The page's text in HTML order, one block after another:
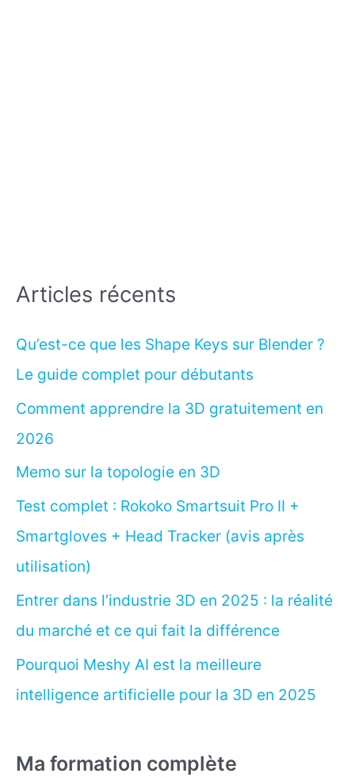
Articles récents
Qu’est-ce que les Shape Keys sur Blender ?
Le guide complet pour débutants
Comment apprendre la 3D gratuitement en
2026
Memo sur la topologie en 3D
Test complet : Rokoko Smartsuit Pro II +
Smartgloves + Head Tracker (avis après
utilisation)
Entrer dans l’industrie 3D en 2025 : la réalité
du marché et ce qui fait la différence
Pourquoi Meshy AI est la meilleure
intelligence artificielle pour la 3D en 2025
Ma formation complète